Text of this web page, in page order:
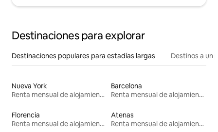
Destinaciones para explorar
Destinaciones populares para estadías largas Destinos a un
Nueva York
Renta mensual de alojamientos
Barcelona
Renta mensual de alojamientos
Florencia
Renta mensual de alojamientos
Atenas
Renta mensual de alojamientos